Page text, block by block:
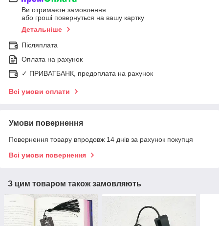
Ви отримаєте замовлення
або гроші повернуться на вашу картку
Детальніше
Післяплата
Оплата на рахунок
✓ ПРИВАТБАНК, предоплата на рахунок
Всі умови оплати
Умови повернення
Повернення товару впродовж 14 днів за рахунок покупця
Всі умови повернення
З цим товаром також замовляють